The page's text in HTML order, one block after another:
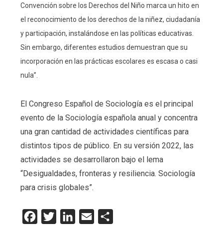
Convención sobre los Derechos del Niño marca un hito en
el reconocimiento de los derechos de la niñez, ciudadanía
y participación, instalándose en las políticas educativas.
Sin embargo, diferentes estudios demuestran que su
incorporación en las prácticas escolares es escasa o casi
nula”.
El Congreso Español de Sociología es el principal
evento de la Sociología española anual y concentra
una gran cantidad de actividades científicas para
distintos tipos de público. En su versión 2022, las
actividades se desarrollaron bajo el lema
“Desigualdades, fronteras y resiliencia. Sociología
para crisis globales”.
Facebook
Twitter LinkedInEmail